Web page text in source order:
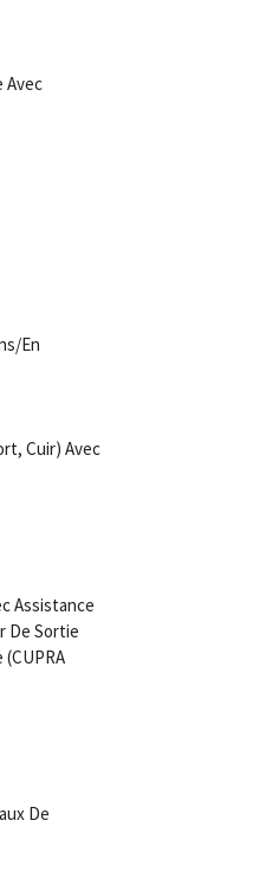
Avec
En
Cuir) Avec
Assistance
De Sortie
De